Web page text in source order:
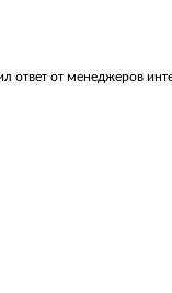
от менеджеров